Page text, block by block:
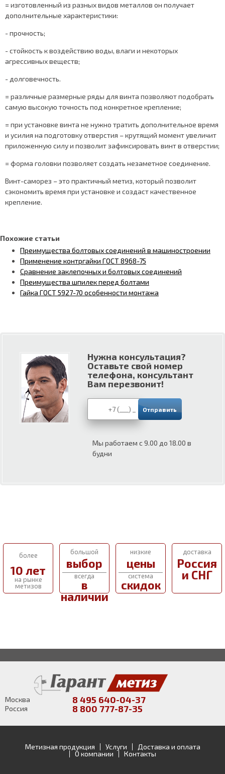
= изготовленный из разных видов металлов он получает
дополнительные характеристики:
- прочность;
- стойкость к воздействию воды, влаги и некоторых
агрессивных веществ;
- долговечность.
= различные размерные ряды для винта позволяют подобрать
самую высокую точность под конкретное крепление;
= при установке винта не нужно тратить дополнительное время
и усилия на подготовку отверстия – крутящий момент увеличит
приложенную силу и позволит зафиксировать винт в отверстии;
= форма головки позволяет создать незаметное соединение.
Винт-саморез – это практичный метиз, который позволит
сэкономить время при установке и создаст качественное
крепление.
Похожие статьи
Преимущества болтовых соединений в машиностроении
Применение контргайки ГОСТ 8968-75
Сравнение заклепочных и болтовых соединений
Преимущества шпилек перед болтами
Гайка ГОСТ 5927-70 особенности монтажа
Нужна консультация?
Оставьте свой номер
телефона, консультант
Вам перезвонит!
Мы работаем с 9.00 до 18.00 в
будни
более
10 лет
на рынке
метизов
большой
выбор
всегда
в
наличии
низкие
цены
система
скидок
доставка
Россия
и СНГ
Москва 8 495 640-04-37
Россия 8 800 777-87-35
Метизная продукция Услуги
Доставка и оплата
О компании
Контакты